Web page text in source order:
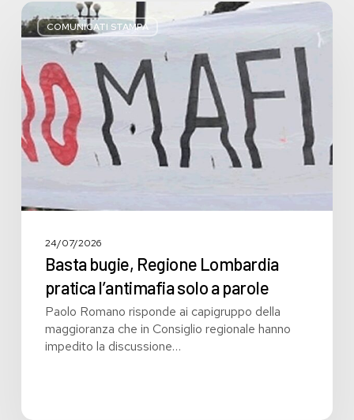
COMUNICATI STAMPA
Basta
bugie,
Regione
Lombardia
pratica
l’antimafia
solo
a
parole
24/07/2026
Basta bugie, Regione Lombardia
pratica l’antimafia solo a parole
Paolo Romano risponde ai capigruppo della
maggioranza che in Consiglio regionale hanno
impedito la discussione…